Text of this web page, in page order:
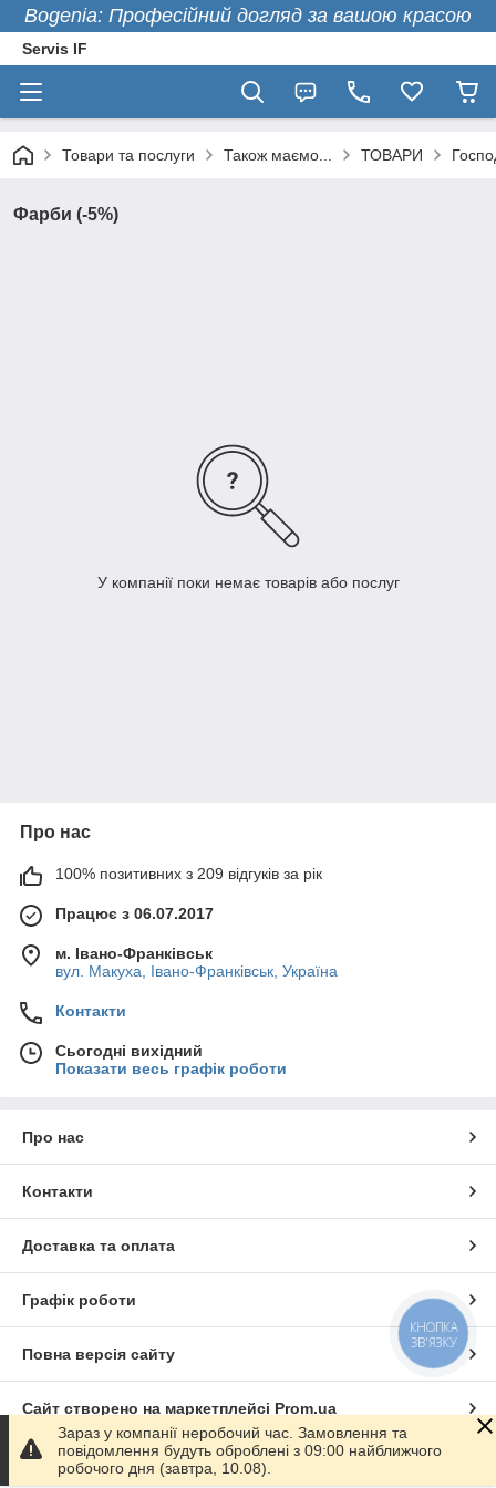
Bogenia: Професійний догляд за вашою красою
Servis IF
Товари та послуги Також маємо... ТОВАРИ
Фарби (-5%)
У компанії поки немає товарів або послуг
Про нас
100% позитивних з 209 відгуків за рік
Працює з 06.07.2017
м. Івано-Франківськ
вул. Макуха, Івано-Франківськ, Україна
Контакти
Сьогодні вихідний
Показати весь графік роботи
Про нас
Контакти
Доставка та оплата
Графік роботи
Повна версія сайту
Сайт створено на маркетплейсі Prom.ua
Політика конфіденційності
Зараз у компанії неробочий час. Замовлення та
повідомлення будуть оброблені з 09:00 найближчого
робочого дня (завтра, 10.08).
КНОПКА
ЗВ'ЯЗКУ